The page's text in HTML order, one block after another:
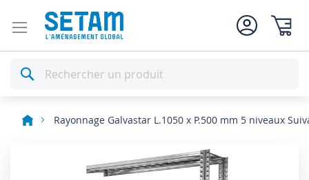
Rechercher
Rayonnage Galvastar L.1050 x P.500 mm 5 niveaux